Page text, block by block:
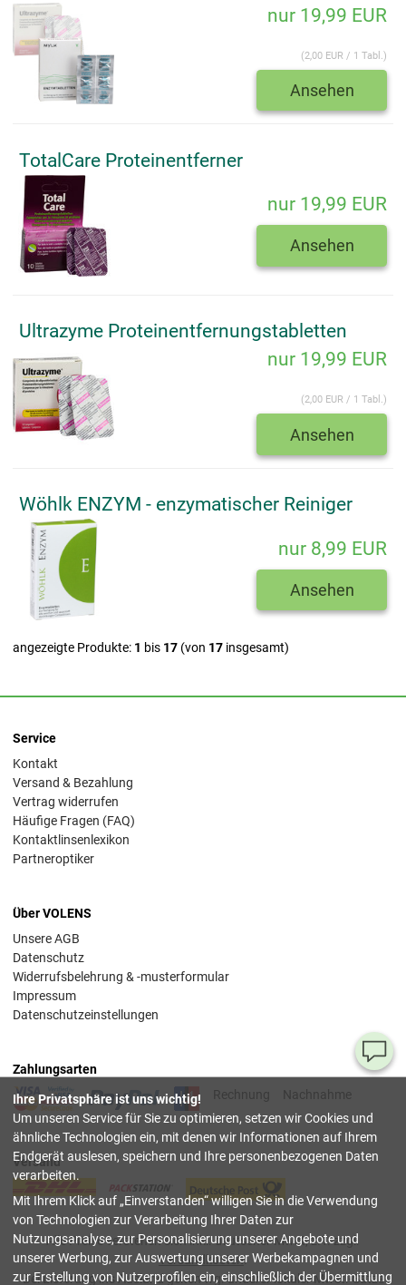
nur 19,99 EUR
(2,00 EUR / 1 Tabl.)
Ansehen
TotalCare Proteinentferner
nur 19,99 EUR
Ansehen
Ultrazyme Proteinentfernungstabletten
nur 19,99 EUR
(2,00 EUR / 1 Tabl.)
Ansehen
Wöhlk ENZYM - enzymatischer Reiniger
nur 8,99 EUR
Ansehen
angezeigte Produkte: 1 bis 17 (von 17 insgesamt)
Service
Kontakt
Versand & Bezahlung
Vertrag widerrufen
Häufige Fragen (FAQ)
Kontaktlinsenlexikon
Partneroptiker
Über VOLENS
Unsere AGB
Datenschutz
Widerrufsbelehrung & -musterformular
Impressum
Datenschutzeinstellungen
Zahlungsarten
Rechnung
Nachnahme
Versand
Alle Preise verstehen sich inkl. deutscher Mwst, z.T. zzgl.
Versandkosten.
Bei Lieferung ins Ausland gelten wg. anderer lokaler Mwst.-Sätze
Ihre Privatsphäre ist uns wichtig!
Um unseren Service für Sie zu optimieren, setzen wir Cookies und
ähnliche Technologien ein, mit denen wir Informationen auf Ihrem
Endgerät auslesen, speichern und Ihre personenbezogenen Daten
verarbeiten.
Mit Ihrem Klick auf Einverstanden willigen Sie in die Verwendung
von Technologien zur Verarbeitung Ihrer Daten zur
Nutzungsanalyse, zur Personalisierung unserer Angebote und
unserer Werbung, zur Auswertung unserer Werbekampagnen und
zur Erstellung von Nutzerprofilen ein, einschließlich der Übermittlung
Sie